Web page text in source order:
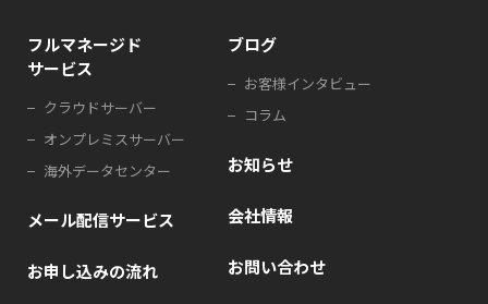
フルマネージド
サービス
クラウドサーバー
オンプレミスサーバー
海外データセンター
メール配信サービス
お申し込みの流れ
ブログ
お客様インタビュー
コラム
お知らせ
会社情報
お問い合わせ